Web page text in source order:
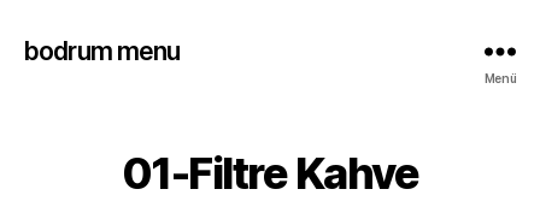
bodrum menu
Menü
01-Filtre Kahve